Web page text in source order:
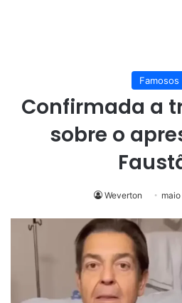
Famosos
Confirmada a
sobre o
Weverton